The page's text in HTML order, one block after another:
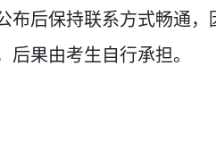
布后保持联系方式畅通
后果由考生自行承担。